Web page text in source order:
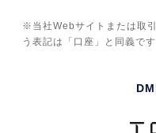
※当社Webサイトまたは取
う表記は「口座」と同義で